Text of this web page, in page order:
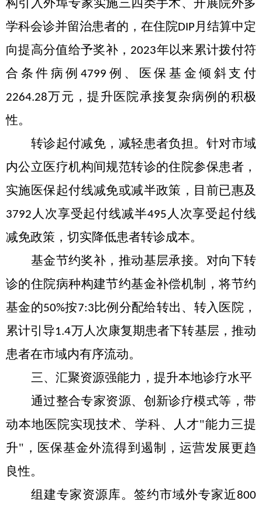
构引入外埠专家实施三四类手术、开展院外多
学科会诊并留治患者的，在住院DIP月结算中定
向提高分值给予奖补， 2023年以来累计拨付符
合条件病例 4799 例、医保基金倾斜支付
2264.28万元，提升医院承接复杂病例的积极
性。
转诊起付减免，减轻患者负担。 针对市域
内公立医疗机构间规范转诊的住院参保患者，
实施医保起付线减免或减半政策，目前已惠及
3792 人次享受起付线减半495 人次享受起付线
减免政策 ，切实降低患者转诊成本。
基金节约奖补，推动基层承接。 对向下转
诊的住院病种构建节约基金补偿机制，将节约
基金的50%按7:3比例分配给转出、转入医院，
累计引导1.4万人次康复期患者下转基层，推动
患者在市域内有序流动。
三、 汇聚资源强能力，提升本地诊疗水平
通过整合专家资源、创新诊疗模式等 ，带
动本地医院实现技术、学科、人才"能力三提
升" ，医保基金外流得到遏制，运营发展更趋
良性。
组建专家资源库。 签约市域外专家近800